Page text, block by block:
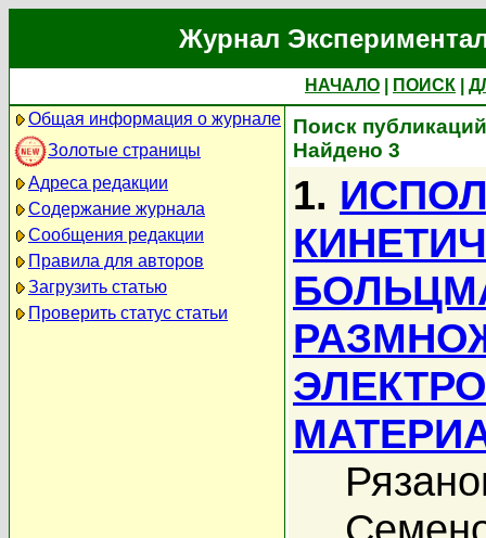
Журнал
НАЧАЛО ПОИСК
Общая информация о журнале
Золотые страницы
Адреса редакции
Содержание журнала
Сообщения редакции
Правила для авторов
Загрузить статью
Проверить статус статьи
Поиск
Найдено 3
1.